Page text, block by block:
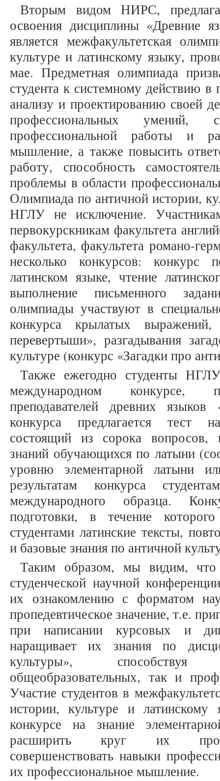
Вторым видом НИРС,
освоения дисциплины «Древние
является межфакультетская
культуре и латинскому языку,
мае. Предметная олимпиада
студента к системному действию в
анализу и проектированию своей
профессиональных умений,
профессиональной работы и
мышление, а также повысить
работу, способность
проблемы в области
Олимпиада по античной истории,
НГЛУ не исключение.
первокурскникам факультета
факультета, факультета романо-
несколько конкурсов: конкурс
латинском языке, чтение
выполнение письменного
олимпиады участвуют в
конкурса крылатых выражений,
перевертыши», разгадывания
культуре (конкурс «Загадки про
Также ежегодно студенты
международном конкурсе,
преподавателей древних
конкурса предлагается тест
состоящий из сорока вопросов,
знаний обучающихся по латыни
уровню элементарной латыни
результатам конкурса
международного образца.
подготовки, в течение
студентами латинские тексты,
и базовые знания по античной
Таким образом, мы видим, что
студенческой научной
их ознакомлению с форматом
пропедевтическое значение, т.е.
при написании курсовых и
наращивает их знания по
культуры»,
общеобразовательных, так и
Участие студентов в
истории, культуре и
конкурсе на знание
расширить круг их
совершенствовать навыки
их профессиональное мышление.